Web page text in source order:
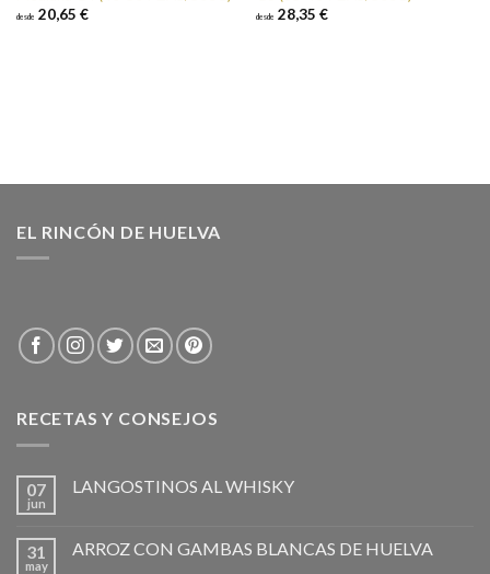
desde 20,65 € desde 28,35 €
EL RINCÓN DE HUELVA
RECETAS Y CONSEJOS
07
jun
LANGOSTINOS AL WHISKY
31
may
ARROZ CON GAMBAS BLANCAS DE HUELVA